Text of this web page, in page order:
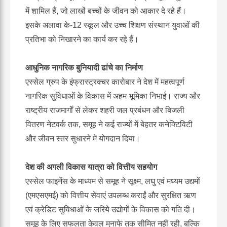
में शामिल हैं, जो लाखों बच्चों के जीवन को आकार दे रहे हैं।
इसके अलावा के-12स्कूल और उच्च शिक्षण संस्थान युवाओं की
प्रतिभा को निखारने का कार्य कर रहे हैं।
आधुनिक नागरिक बुनियादी ढांचे का निर्माण
एस्सेल ग्रुप के इंफ्रास्ट्रक्चर कारोबार ने देश में महत्वपूर्ण
नागरिक सुविधाओं के विकास में अहम भूमिका निभाई। राज्य और
राष्ट्रीय राजमार्गों से लेकर शहरी जल प्रबंधन और बिजली
वितरण नेटवर्क तक, समूह ने कई राज्यों में बेहतर कनेक्टिविटी
और जीवन स्तर सुधारने में योगदान दिया।
देश की अगली विकास यात्रा को वित्तीय सहयोग
एस्सेल फाइनेंस के माध्यम से समूह ने सूक्ष्म, लघु एवं मध्यम उद्यमों
(एमएसएमई)को वित्तीय सेवाएं उपलब्ध कराईं और सुरक्षित ऋण
एवं क्रेडिट सुविधाओं के जरिये उद्योगों के विकास को गति दी।
समूह के लिए सफलता केवल मुनाफे तक सीमित नहीं रही, बल्कि